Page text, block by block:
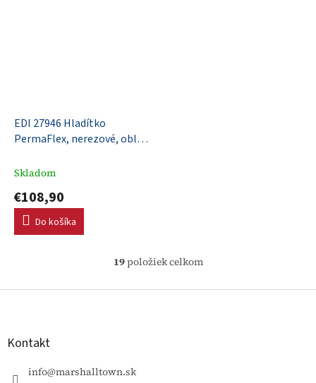
EDI 27946 Hladítko
PermaFlex, nerezové, oblé
rúčka
Skladom
€108,90
Do košíka
O
l
19položiek celkom
Z
Kontakt
info@marshalltown.sk